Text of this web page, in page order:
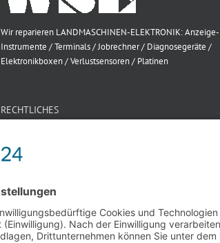
Wir reparieren LANDMASCHINEN-ELEKTRONIK: Anzeige-
Instrumente / Terminals / Jobrechner / Diagnosegeräte /
Elektronikboxen / Verlustsensoren / Platinen
RECHTLICHES
Impressum
AGB